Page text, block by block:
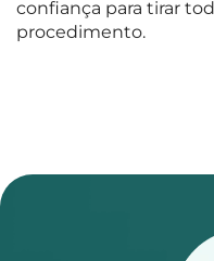
confiança para tirar
procedimento.